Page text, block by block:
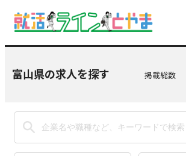
富山県の求人を探す 掲載総数